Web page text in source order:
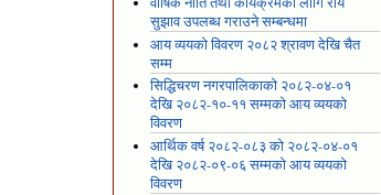
सुझाव उपलब्ध गराउने सम्बन्धमा
आय व्ययको विवरण २०८२ श्रावण देखि चैत
सम्म
सिद्धिचरण नगरपालिकाको २०८२-०४-०१
देखि २०८२-१०-११ सम्मको आय व्ययको
विवरण
आर्थिक वर्ष २०८२-०८३ को २०८२-०४-०१
देखि २०८२-०९-०६ सम्मको आय व्ययको
विवरण